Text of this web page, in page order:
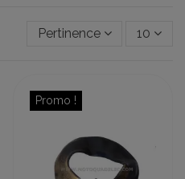
Pertinence 10
Promo !